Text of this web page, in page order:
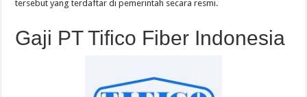
tersebut yang terdaftar di pemerintah secara resmi.
Gaji PT Tifico Fiber Indonesia